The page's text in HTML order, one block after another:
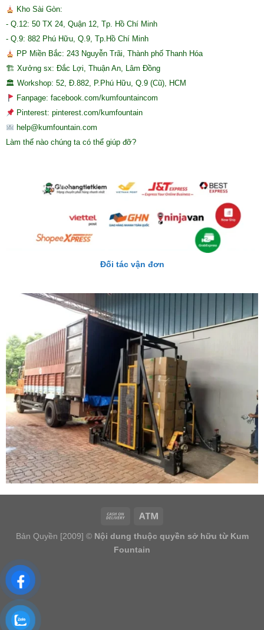
Kho Sài Gòn:
- Q.12: 50 TX 24, Quận 12, Tp. Hồ Chí Minh
- Q.9: 882 Phú Hữu, Q.9, Tp.Hồ Chí Minh
PP Miền Bắc: 243 Nguyễn Trãi, Thành phố Thanh Hóa
🏗 Xưởng sx: Đắc Lợi, Thuận An, Lâm Đồng
🏛 Workshop: 52, Đ.882, P.Phú Hữu, Q.9 (Cũ), HCM
Fanpage: facebook.com/kumfountaincom
Pinterest: pinterest.com/kumfountain
help@kumfountain.com
Làm thế nào chúng ta có thể giúp đỡ?
Đối tác vận đơn
Bản Quyền [2009] © Nội dung thuộc quyền sở hữu từ Kum
Fountain